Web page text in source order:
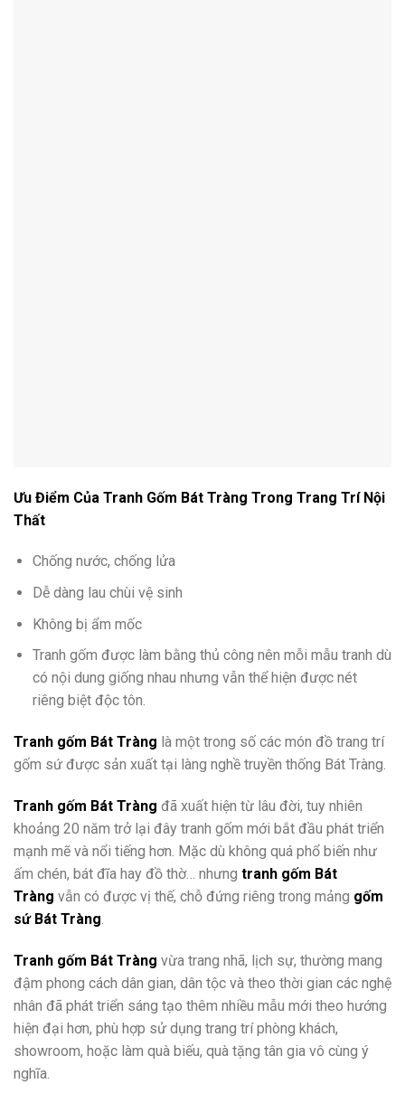
Ưu Điểm Của Tranh Gốm Bát Tràng Trong Trang Trí Nội
Thất
Chống nước, chống lửa
Dễ dàng lau chùi vệ sinh
Không bị ẩm mốc
Tranh gốm được làm bằng thủ công nên mỗi mẫu tranh dù
có nội dung giống nhau nhưng vẫn thể hiện được nét
riêng biệt độc tôn.
Tranh gốm Bát Tràng là một trong số các món đồ trang trí
gốm sứ được sản xuất tại làng nghề truyền thống Bát Tràng.
Tranh gốm Bát Tràng đã xuất hiện từ lâu đời, tuy nhiên
khoảng 20 năm trở lại đây tranh gốm mới bắt đầu phát triển
mạnh mẽ và nổi tiếng hơn. Mặc dù không quá phổ biến như
ấm chén, bát đĩa hay đồ thờ… nhưng tranh gốm Bát
Tràng vẫn có được vị thế, chỗ đứng riêng trong mảng gốm
sứ Bát Tràng
Tranh gốm Bát Tràng vừa trang nhã, lịch sự, thường mang
đậm phong cách dân gian, dân tộc và theo thời gian các nghệ
nhân đã phát triển sáng tạo thêm nhiều mẫu mới theo hướng
hiện đại hơn, phù hợp sử dụng trang trí phòng khách,
showroom, hoặc làm quà biếu, quà tặng tân gia vô cùng ý
nghĩa.